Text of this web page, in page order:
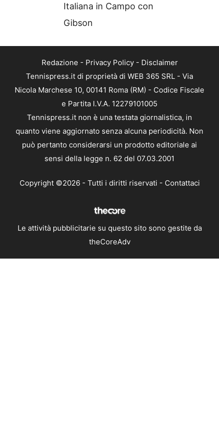
Italiana in Campo con
Gibson
Redazione - Privacy Policy- Disclaimer
Tennispress.it di proprietà di WEB 365 SRL - Via
Nicola Marchese 10, 00141 Roma (RM) - Codice Fiscale
e Partita I.V.A. 12279101005
Tennispress.it non è una testata giornalistica, in
quanto viene aggiornato senza alcuna periodicità. Non
può pertanto considerarsi un prodotto editoriale ai
sensi della legge n. 62 del 07.03.2001
Copyright ©2026 - Tutti i diritti riservati - Contattaci
Le attività pubblicitarie su questo sito sono gestite da
theCoreAdv